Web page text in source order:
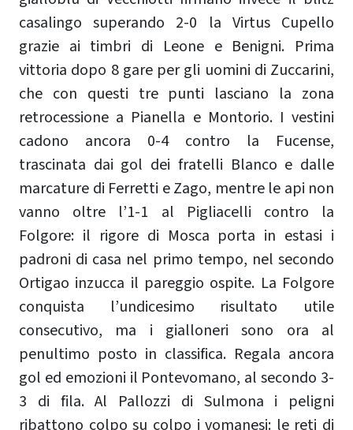
casalingo superando 2-0 la Virtus Cupello
grazie ai timbri di Leone e Benigni. Prima
vittoria dopo 8 gare per gli uomini di Zuccarini,
che con questi tre punti lasciano la zona
retrocessione a Pianella e Montorio. I vestini
cadono ancora 0-4 contro la Fucense,
trascinata dai gol dei fratelli Blanco e dalle
marcature di Ferretti e Zago, mentre le api non
vanno oltre l’1-1 al Pigliacelli contro la
Folgore: il rigore di Mosca porta in estasi i
padroni di casa nel primo tempo, nel secondo
Ortigao inzucca il pareggio ospite. La Folgore
conquista l’undicesimo risultato utile
consecutivo, ma i gialloneri sono ora al
penultimo posto in classifica. Regala ancora
gol ed emozioni il Pontevomano, al secondo 3-
3 di fila. Al Pallozzi di Sulmona i peligni
ribattono colpo su colpo i vomanesi: le reti di